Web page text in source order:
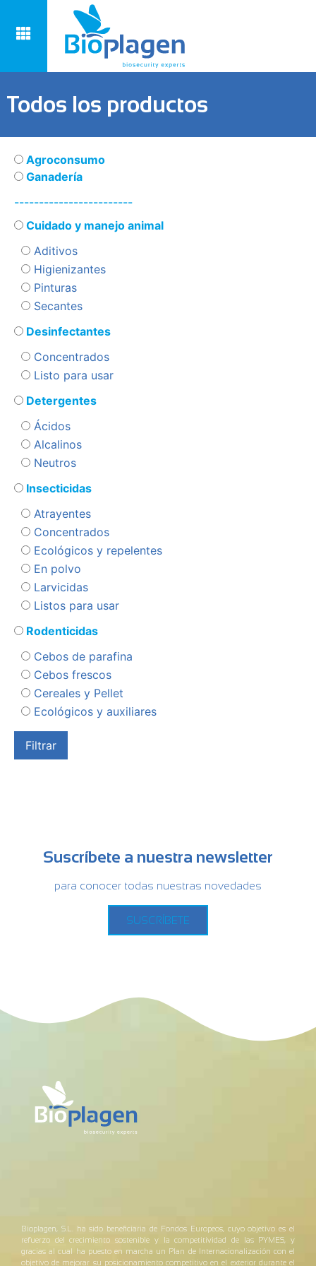
Todos los productos
Agroconsumo
Ganadería
------------------------
Cuidado y manejo animal
Aditivos
Higienizantes
Pinturas
Secantes
Desinfectantes
Concentrados
Listo para usar
Detergentes
Ácidos
Alcalinos
Neutros
Insecticidas
Atrayentes
Concentrados
Ecológicos y repelentes
En polvo
Larvicidas
Listos para usar
Rodenticidas
Cebos de parafina
Cebos frescos
Cereales y Pellet
Ecológicos y auxiliares
Suscríbete a nuestra newsletter
para conocer todas nuestras novedades
SUSCRÍBETE
Bioplagen, S.L. ha sido beneficiaria de Fondos Europeos, cuyo objetivo es el
refuerzo del crecimiento sostenible y la competitividad de las PYMES, y
gracias al cual ha puesto en marcha un Plan de Internacionalización con el
objetivo de mejorar su posicionamiento competitivo en el exterior durante el